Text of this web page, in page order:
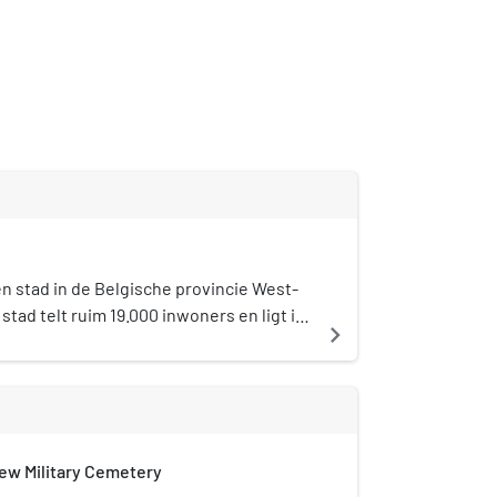
stad in de Belgische provincie West-
telt ruim 19.000 inwoners en ligt in
en Diksmuide is de stad een
navigate_next
Military Cemetery